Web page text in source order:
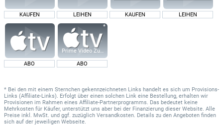
KAUFEN LEIHEN KAUFEN LEIHEN
ABO
Prime Video Zusatz-Kanäle
ABO
* Bei den mit einem Sternchen gekennzeichneten Links handelt es sich um Provisions-
Links (Affiliate-Links). Erfolgt über einen solchen Link eine Bestellung, erhalten wir
Provisionen im Rahmen eines Affiliate-Partnerprogramms. Das bedeutet keine
Mehrkosten für Käufer, unterstützt uns aber bei der Finanzierung dieser Website. Alle
Preise inkl. MwSt. und ggf. zuzüglich Versandkosten. Details zu den Angeboten finden
sich auf der jeweiligen Webseite.